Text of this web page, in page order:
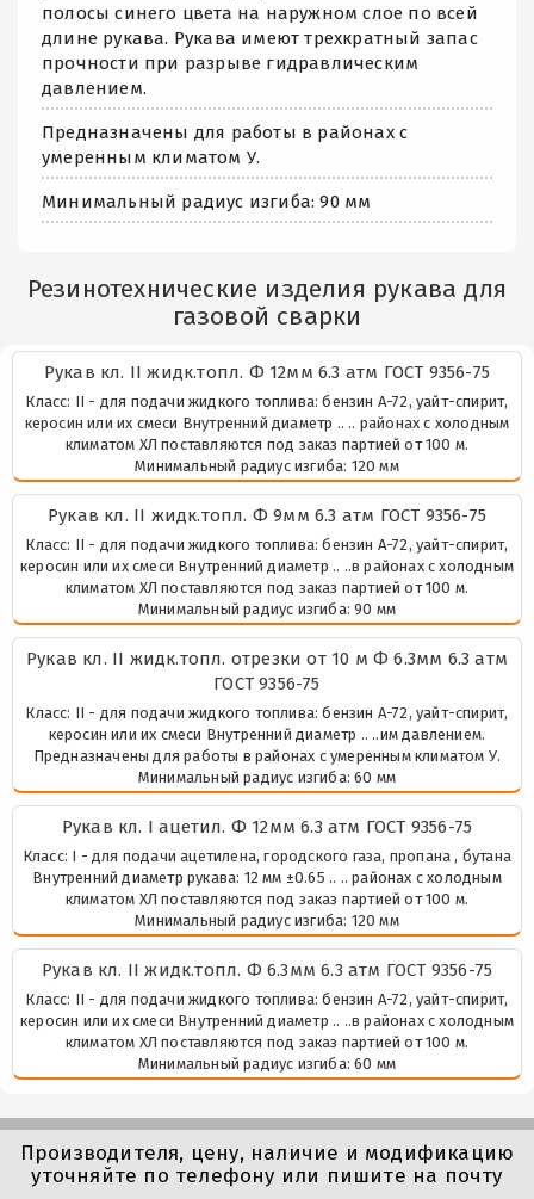
полосы синего цвета на наружном слое по всей
длине рукава. Рукава имеют трехкратный запас
прочности при разрыве гидравлическим
давлением.
Предназначены для работы в районах с
умеренным климатом У.
Минимальный радиус изгиба: 90 мм
Резинотехнические изделия рукава для
газовой сварки
Рукaв кл. II жидк.топл. Ф 12мм 6.3 атм ГОСТ 9356-75
Класс: II - для подачи жидкого топлива: бензин А-72, уайт-спирит,
керосин или их смеси Внутренний диаметр .. .. районах с холодным
климатом ХЛ поставляются под заказ партией от 100 м.
Минимальный радиус изгиба: 120 мм
Рукaв кл. II жидк.топл. Ф 9мм 6.3 атм ГОСТ 9356-75
Класс: II - для подачи жидкого топлива: бензин А-72, уайт-спирит,
керосин или их смеси Внутренний диаметр .. ..в районах с холодным
климатом ХЛ поставляются под заказ партией от 100 м.
Минимальный радиус изгиба: 90 мм
Рукaв кл. II жидк.топл. отрезки от 10 м Ф 6.3мм 6.3 атм
ГОСТ 9356-75
Класс: II - для подачи жидкого топлива: бензин А-72, уайт-спирит,
керосин или их смеси Внутренний диаметр .. ..им давлением.
Предназначены для работы в районах с умеренным климатом У.
Минимальный радиус изгиба: 60 мм
Рукaв кл. I ацетил. Ф 12мм 6.3 атм ГОСТ 9356-75
Класс: I - для подачи ацетилена, городского газа, пропана , бутана
Внутренний диаметр рукава: 12 мм ±0.65 .. .. районах с холодным
климатом ХЛ поставляются под заказ партией от 100 м.
Минимальный радиус изгиба: 120 мм
Рукaв кл. II жидк.топл. Ф 6.3мм 6.3 атм ГОСТ 9356-75
Класс: II - для подачи жидкого топлива: бензин А-72, уайт-спирит,
керосин или их смеси Внутренний диаметр .. ..в районах с холодным
климатом ХЛ поставляются под заказ партией от 100 м.
Минимальный радиус изгиба: 60 мм
Производителя, цену, наличие и модификацию
уточняйте по телефону или пишите на почту